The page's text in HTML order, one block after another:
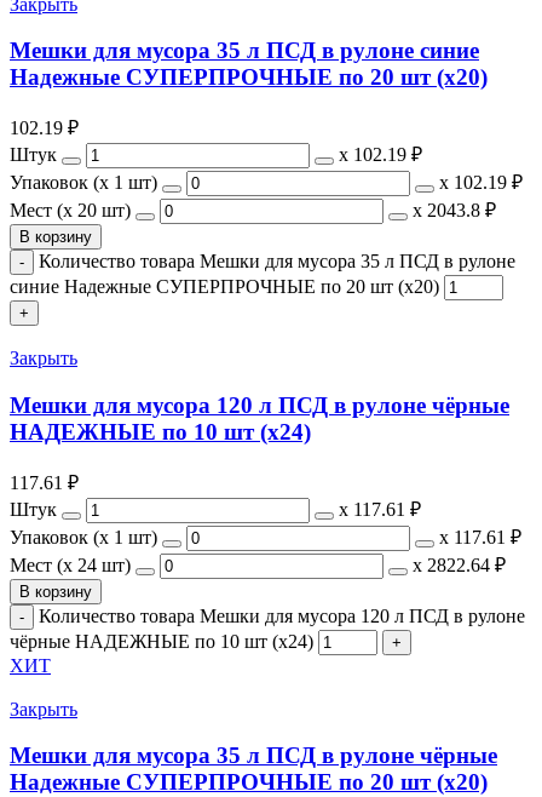
Мешки для мусора 35 л ПСД в рулоне синие
Надежные СУПЕРПРОЧНЫЕ по 20 шт (х20)
102.19 ₽
Штук
х 102.19 ₽
Упаковок (x 1 шт)
х 102.19 ₽
Мест (x 20 шт)
х 2043.8 ₽
В корзину
Количество товара Мешки для мусора 35 л ПСД в рулоне
синие Надежные СУПЕРПРОЧНЫЕ по 20 шт (х20)
Закрыть
Мешки для мусора 120 л ПСД в рулоне чёрные
НАДЕЖНЫЕ по 10 шт (х24)
117.61 ₽
Штук
х 117.61 ₽
Упаковок (x 1 шт)
х 117.61 ₽
Мест (x 24 шт)
х 2822.64 ₽
В корзину
Количество товара Мешки для мусора 120 л ПСД в рулоне
чёрные НАДЕЖНЫЕ по 10 шт (х24)
ХИТ
Закрыть
Мешки для мусора 35 л ПСД в рулоне чёрные
Надежные СУПЕРПРОЧНЫЕ по 20 шт (х20)